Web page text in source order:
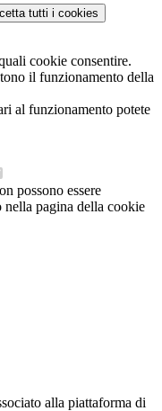
tutti i cookies
cookie consentire.
il funzionamento della
al funzionamento potete
possono essere
pagina della cookie
alla piattaforma di